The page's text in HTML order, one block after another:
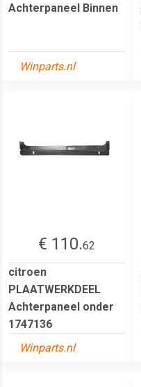
Achterpaneel Binnen
Winparts.nl
€ 110.62
citroen
PLAATWERKDEEL
Achterpaneel onder
1747136
Winparts.nl